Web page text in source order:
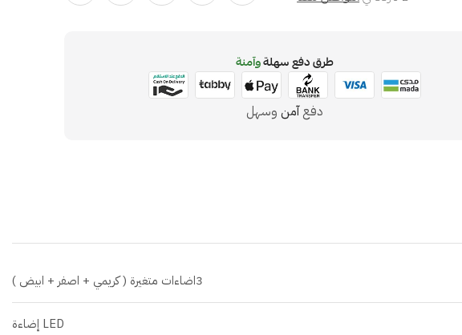
طرق دفع سهلةوآمنة
دفعآمنوسهل
3اضاءات متغيرة ( كريمي + اصفر + ابيض )
LED إضاءة